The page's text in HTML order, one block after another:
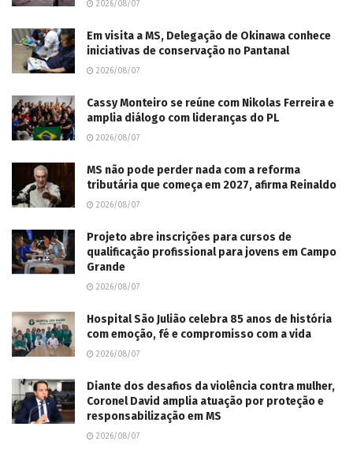
2026/08/07
Em visita a MS, Delegação de Okinawa conhece
iniciativas de conservação no Pantanal
2026/08/07
Cassy Monteiro se reúne com Nikolas Ferreira e
amplia diálogo com lideranças do PL
2026/08/07
MS não pode perder nada com a reforma
tributária que começa em 2027, afirma Reinaldo
2026/08/07
Projeto abre inscrições para cursos de
qualificação profissional para jovens em Campo
Grande
2026/08/07
Hospital São Julião celebra 85 anos de história
com emoção, fé e compromisso com a vida
2026/08/07
Diante dos desafios da violência contra mulher,
Coronel David amplia atuação por proteção e
responsabilização em MS
2026/08/07